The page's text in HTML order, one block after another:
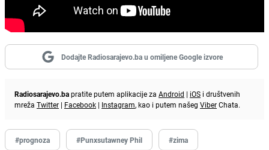
Dodajte Radiosarajevo.ba u omiljene Google izvore
Radiosarajevo.bapratite putem aplikacije za Android | iOS i društvenih
mreža Twitter | Facebook | Instagram, kao i putem našeg ViberChata.
#prognoza #Punxsutawney Phil #zima